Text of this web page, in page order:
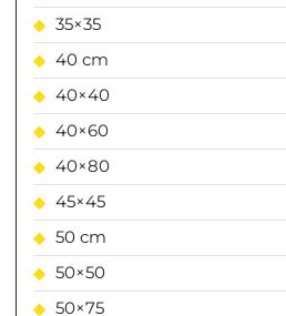
35×35
40 cm
40×40
40×60
40×80
45×45
50 cm
50×50
50×75